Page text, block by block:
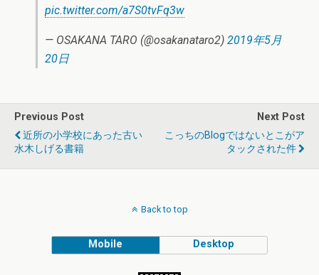
pic.twitter.com/a7S0tvFq3w
— OSAKANA TARO (@osakanataro2) 2019年5月
20日
Previous Post
近所の小学校にあった古い
水木しげる書籍
Next Post
こっちのblogではないとこがア
タックされた件
Back to top
Mobile Desktop